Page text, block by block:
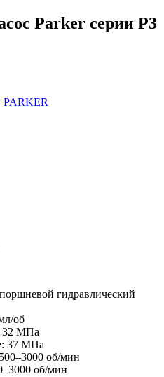
Parker серии P3
PARKER
гидравлический
об
32 МПа
37 МПа
об/мин
об/мин